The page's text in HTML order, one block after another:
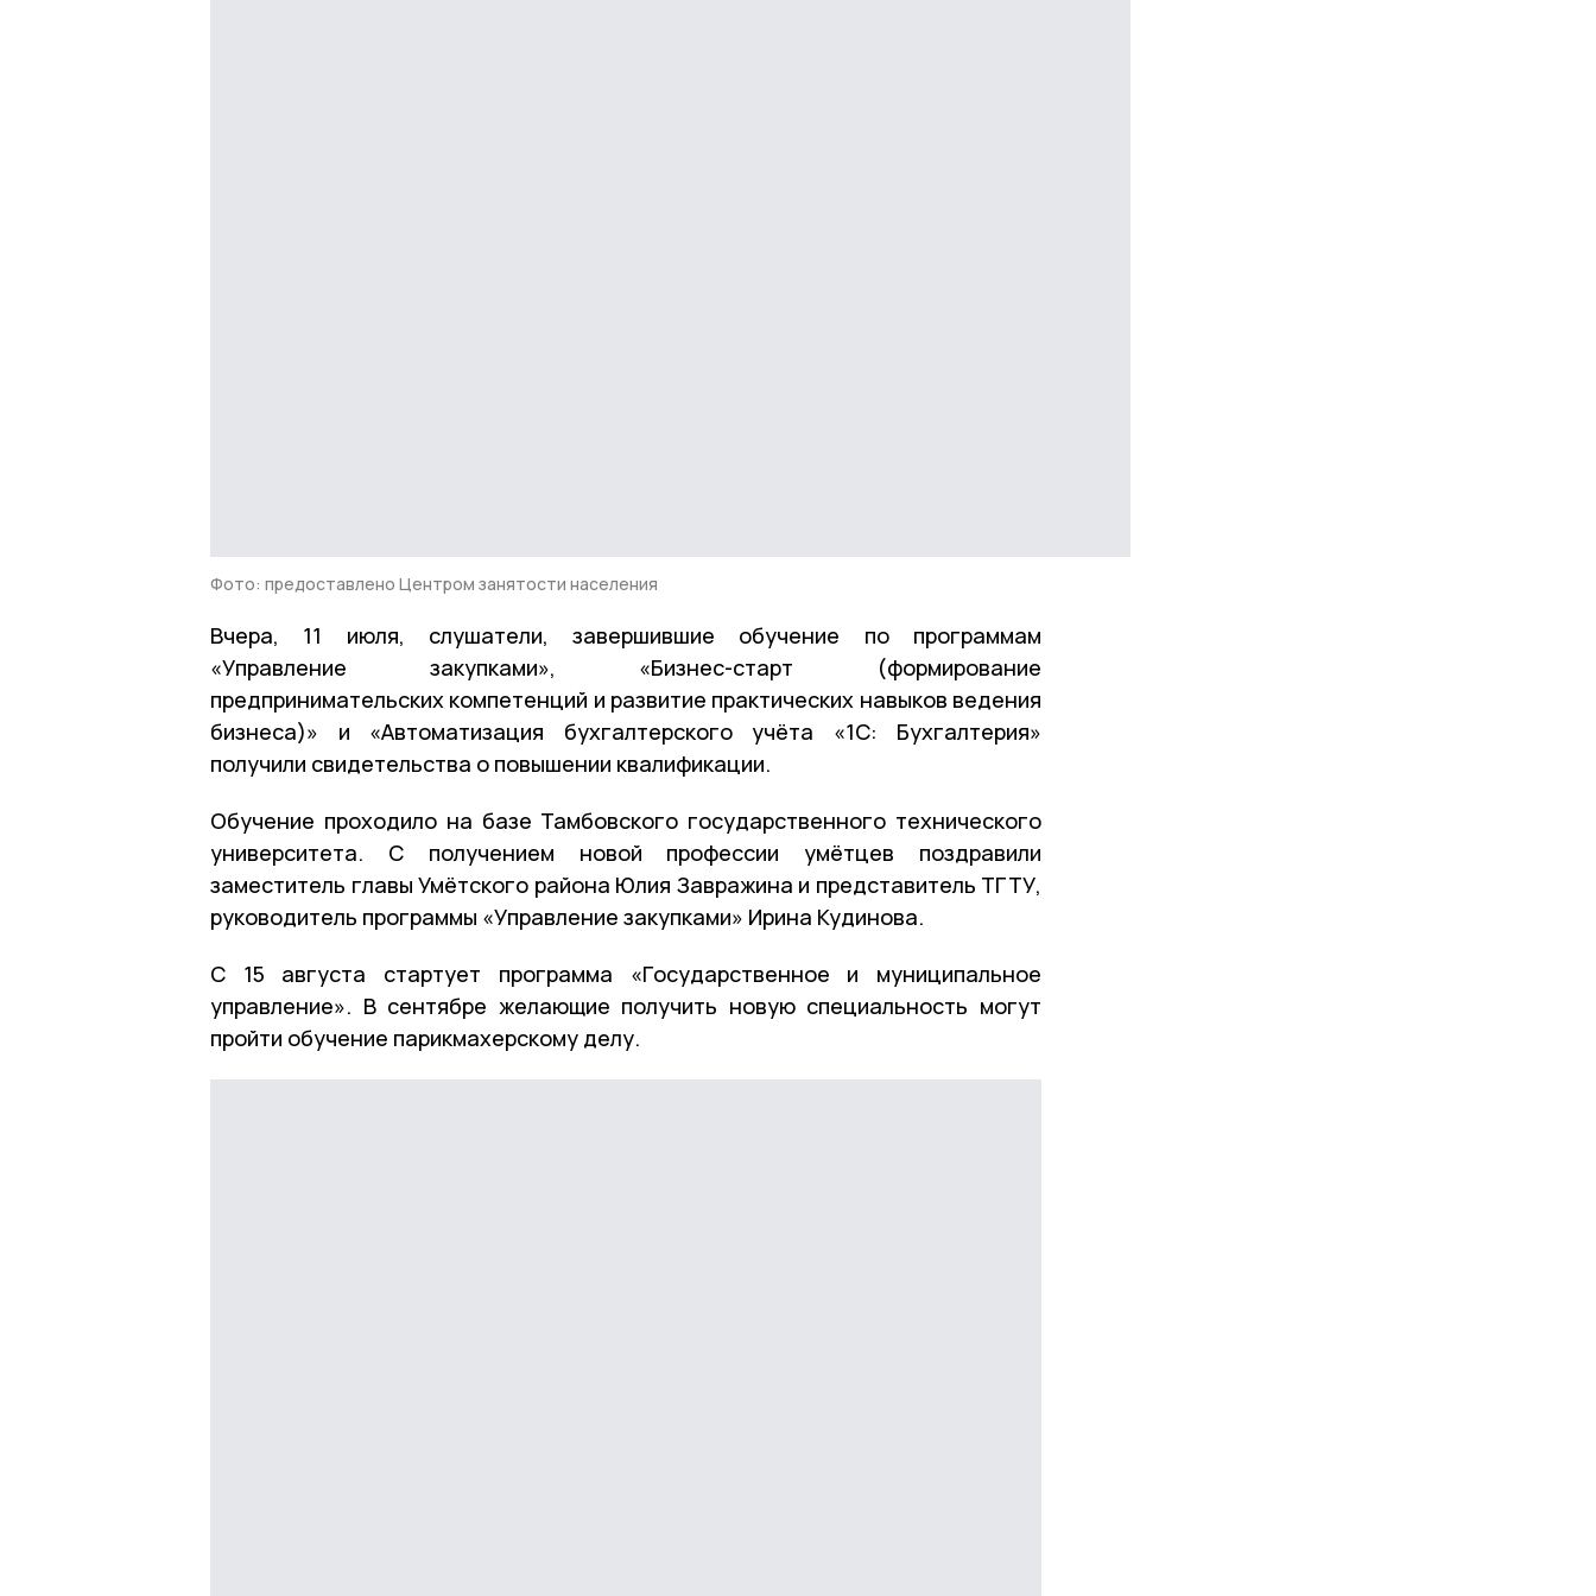
Фото: предоставлено Центром занятости населения
Вчера, 11 июля, слушатели, завершившие обучение по программам
«Управление закупками», «Бизнес-старт (формирование
предпринимательских компетенций и развитие практических навыков ведения
бизнеса)» и «Автоматизация бухгалтерского учёта «1С: Бухгалтерия»
получили свидетельства о повышении квалификации.
Обучение проходило на базе Тамбовского государственного технического
университета. С получением новой профессии умётцев поздравили
заместитель главы Умётского района Юлия Завражина и представитель ТГТУ,
руководитель программы «Управление закупками» Ирина Кудинова.
С 15 августа стартует программа «Государственное и муниципальное
управление». В сентябре желающие получить новую специальность могут
пройти обучение парикмахерскому делу.